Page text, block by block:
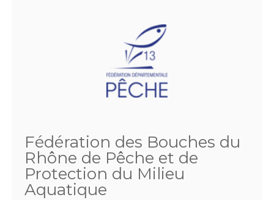
Fédération des Bouches du
Rhône de Pêche et de
Protection du Milieu
Aquatique